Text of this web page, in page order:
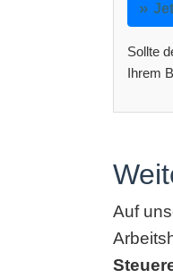
Sollte
Ihrem
Auf